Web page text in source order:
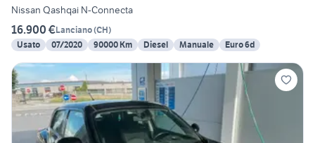
Nissan Qashqai N-Connecta
16.900 €Lanciano(CH)
Usato
07/2020 90000 Km Diesel Manuale Euro 6d